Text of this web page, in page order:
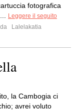
fotografica
Leggere il seguito
Lalelakatia
la Cambogia ci
avrei voluto